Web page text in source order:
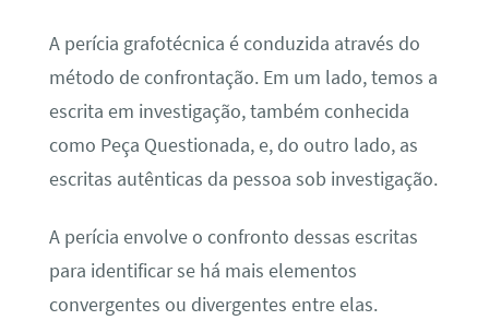
A perícia grafotécnica é conduzida através do
método de confrontação. Em um lado, temos a
escrita em investigação, também conhecida
como Peça Questionada, e, do outro lado, as
escritas autênticas da pessoa sob investigação.
A perícia envolve o confronto dessas escritas
para identificar se há mais elementos
convergentes ou divergentes entre elas.